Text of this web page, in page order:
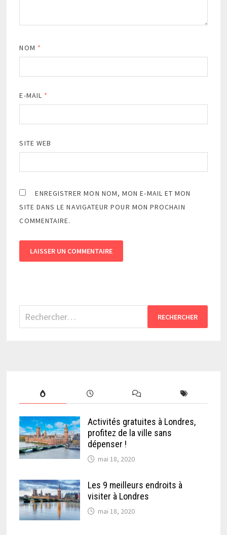
NOM *
E-MAIL *
SITE WEB
ENREGISTRER MON NOM, MON E-MAIL ET MON
SITE DANS LE NAVIGATEUR POUR MON PROCHAIN
COMMENTAIRE.
Rechercher :
Activités gratuites à Londres,
profitez de la ville sans
dépenser !
mai 18, 2020
Les 9 meilleurs endroits à
visiter à Londres
mai 18, 2020